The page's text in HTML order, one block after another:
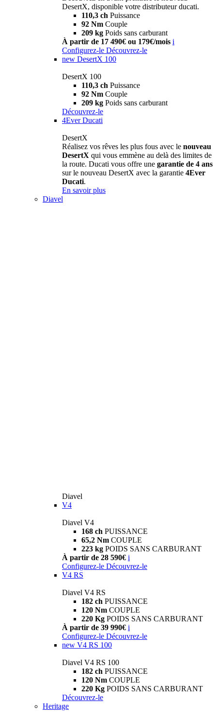
DesertX, disponible votre distributeur ducati.
110,3 ch Puissance
92 Nm Couple
209 kg Poids sans carburant
À partir de 17 490€ ou 179€/mois i
Configurez-le Découvrez-le
new DesertX 100
DesertX 100
110,3 ch Puissance
92 Nm Couple
209 kg Poids sans carburant
Découvrez-le
4Ever Ducati
DesertX
Réalisez vos rêves les plus fous avec le nouveau
DesertX qui vous emmène au delà des limites de
la route. Ducati vous offre une garantie de 4 ans
sur le nouveau DesertX avec la garantie 4Ever
Ducati.
En savoir plus
Diavel
Diavel
V4
Diavel V4
168 ch PUISSANCE
65,2 Nm COUPLE
223 kg POIDS SANS CARBURANT
À partir de 28 590€ i
Configurez-le Découvrez-le
V4 RS
Diavel V4 RS
182 ch PUISSANCE
120 Nm COUPLE
220 Kg POIDS SANS CARBURANT
À partir de 39 990€ i
Configurez-le Découvrez-le
new V4 RS 100
Diavel V4 RS 100
182 ch PUISSANCE
120 Nm COUPLE
220 Kg POIDS SANS CARBURANT
Découvrez-le
Heritage